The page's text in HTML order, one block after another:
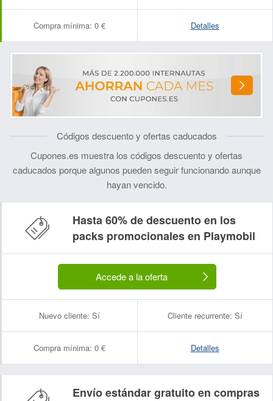
Compra mínima: 0 € Detalles
Códigos descuento y ofertas caducados
Cupones.es muestra los códigos descuento y ofertas
caducados porque algunos pueden seguir funcionando aunque
hayan vencido.
Hasta 60% de descuento en los
packs promocionales en Playmobil
Accede a la oferta
Nuevo cliente: Sí Cliente recurrente: Sí
Compra mínima: 0 € Detalles
Envío estándar gratuito en compras